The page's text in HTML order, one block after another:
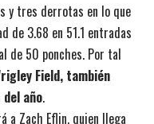
y tres derrotas en lo que
de 3.68 en 51.1 entradas
de 50 ponches. Por tal
Field, también
año.
a Zach Eflin, quien llega